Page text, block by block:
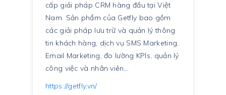
cấp giải pháp CRM hàng đầu tại Việt
Nam. Sản phẩm của Getfly bao gồm
các giải pháp lưu trữ và quản lý thông
tin khách hàng, dịch vụ SMS Marketing,
Email Marketing, đo lường KPIs, quản lý
công việc và nhân viên,..
https://getfly.vn/